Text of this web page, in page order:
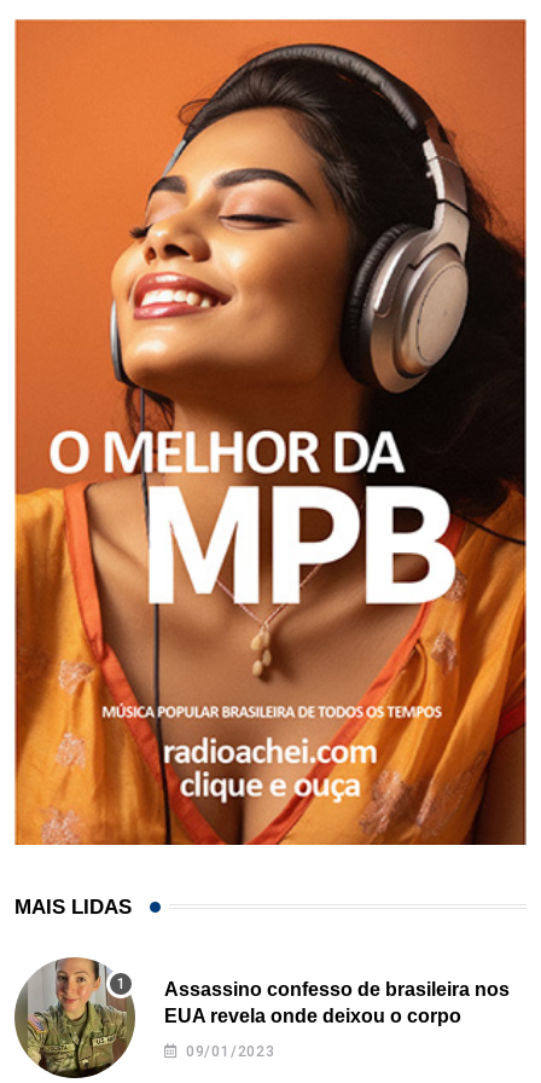
MAIS LIDAS
Assassino confesso de brasileira nos
EUA revela onde deixou o corpo
09/01/2023